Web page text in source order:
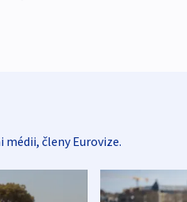
médii, členy Eurovize.